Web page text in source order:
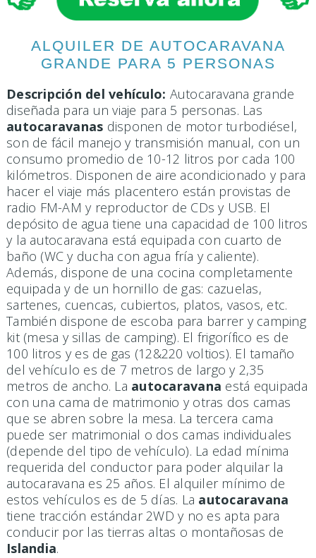
ALQUILER DE AUTOCARAVANA
GRANDE PARA 5 PERSONAS
Descripción del vehículo: Autocaravana grande
diseñada para un viaje para 5 personas. Las
autocaravanas disponen de motor turbodiésel,
son de fácil manejo y transmisión manual, con un
consumo promedio de 10-12 litros por cada 100
kilómetros. Disponen de aire acondicionado y para
hacer el viaje más placentero están provistas de
radio FM-AM y reproductor de CDs y USB. El
depósito de agua tiene una capacidad de 100 litros
y la autocaravana está equipada con cuarto de
baño (WC y ducha con agua fría y caliente).
Además, dispone de una cocina completamente
equipada y de un hornillo de gas: cazuelas,
sartenes, cuencas, cubiertos, platos, vasos, etc.
También dispone de escoba para barrer y camping
kit (mesa y sillas de camping). El frigorífico es de
100 litros y es de gas (12&220 voltios). El tamaño
del vehículo es de 7 metros de largo y 2,35
metros de ancho. La autocaravana está equipada
con una cama de matrimonio y otras dos camas
que se abren sobre la mesa. La tercera cama
puede ser matrimonial o dos camas individuales
(depende del tipo de vehículo). La edad mínima
requerida del conductor para poder alquilar la
autocaravana es 25 años. El alquiler mínimo de
estos vehículos es de 5 días. La autocaravana
tiene tracción estándar 2WD y no es apta para
conducir por las tierras altas o montañosas de
Islandia.